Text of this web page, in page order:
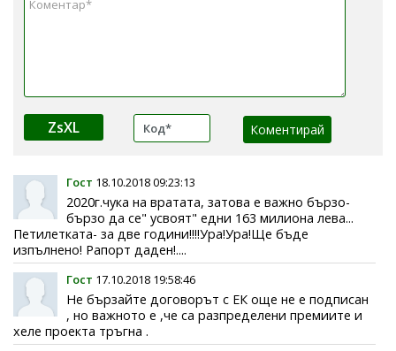
ZsXL
Гост 18.10.2018 09:23:13
2020г.чука на вратата, затова е важно бързо-
бързо да се" усвоят" едни 163 милиона лева...
Петилетката- за две години!!!!Ура!Ура!Ще бъде
изпълнено! Рапорт даден!....
Гост 17.10.2018 19:58:46
Не бързайте договорът с ЕК още не е подписан
, но важното е ,че са разпределени премиите и
хеле проекта тръгна .